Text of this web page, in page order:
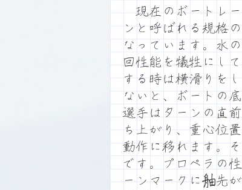
現在のボートレー
ンと呼ばれる規格
なっています。水
回性能を犠牲にし
する時は横滑りを
ないと、ボートの
選手はターンの直
ち上がり、重心位
動作に移れます。
です。プロペラの
ーンマークに舳先